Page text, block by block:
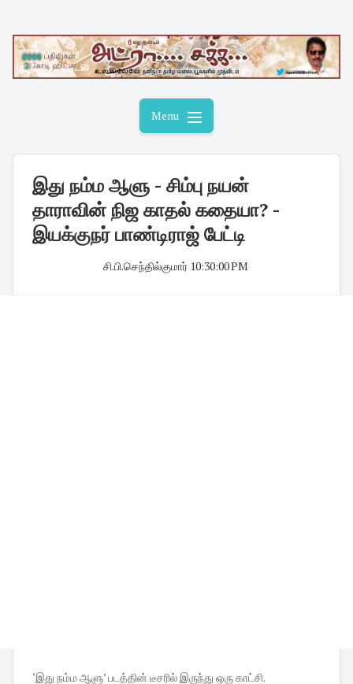
content
Menu
இது நம்ம ஆளு - சிம்பு நயன்
தாராவின் நிஜ காதல் கதையா? -
இயக்குநர் பாண்டிராஜ் பேட்டி
சி.பி.செந்தில்குமார்· 10:30:00 PM
‘இது நம்ம ஆளு’ படத்தின் டீசரில் இருந்து ஒரு காட்சி.